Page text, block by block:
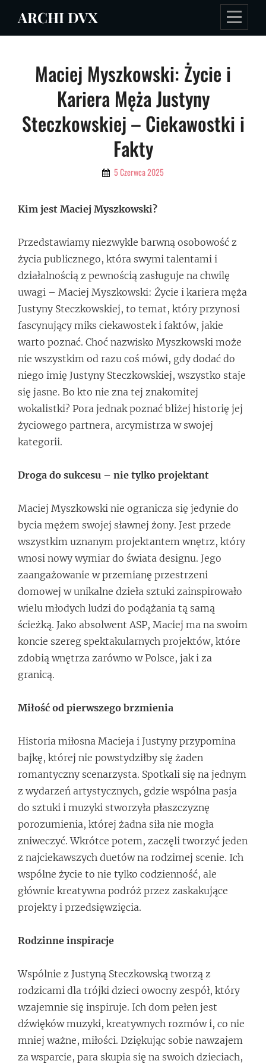
ARCHI DVX
Maciej Myszkowski: Życie i
Kariera Męża Justyny
Steczkowskiej – Ciekawostki i
Fakty
By 5 Czerwca 2025
Kim jest Maciej Myszkowski?
Przedstawiamy niezwykle barwną osobowość z
życia publicznego, która swymi talentami i
działalnością z pewnością zasługuje na chwilę
uwagi – Maciej Myszkowski: Życie i kariera męża
Justyny Steczkowskiej, to temat, który przynosi
fascynujący miks ciekawostek i faktów, jakie
warto poznać. Choć nazwisko Myszkowski może
nie wszystkim od razu coś mówi, gdy dodać do
niego imię Justyny Steczkowskiej, wszystko staje
się jasne. Bo kto nie zna tej znakomitej
wokalistki? Pora jednak poznać bliżej historię jej
życiowego partnera, arcymistrza w swojej
kategorii.
Droga do sukcesu – nie tylko projektant
Maciej Myszkowski nie ogranicza się jedynie do
bycia mężem swojej sławnej żony. Jest przede
wszystkim uznanym projektantem wnętrz, który
wnosi nowy wymiar do świata designu. Jego
zaangażowanie w przemianę przestrzeni
domowej w unikalne dzieła sztuki zainspirowało
wielu młodych ludzi do podążania tą samą
ścieżką. Jako absolwent ASP, Maciej ma na swoim
koncie szereg spektakularnych projektów, które
zdobią wnętrza zarówno w Polsce, jak i za
granicą.
Miłość od pierwszego brzmienia
Historia miłosna Macieja i Justyny przypomina
bajkę, której nie powstydziłby się żaden
romantyczny scenarzysta. Spotkali się na jednym
z wydarzeń artystycznych, gdzie wspólna pasja
do sztuki i muzyki stworzyła płaszczyznę
porozumienia, której żadna siła nie mogła
zniweczyć. Wkrótce potem, zaczęli tworzyć jeden
z najciekawszych duetów na rodzimej scenie. Ich
wspólne życie to nie tylko codzienność, ale
głównie kreatywna podróż przez zaskakujące
projekty i przedsięwzięcia.
Rodzinne inspiracje
Wspólnie z Justyną Steczkowską tworzą z
rodzicami dla trójki dzieci owocny zespół, który
wzajemnie się inspiruje. Ich dom pełen jest
dźwięków muzyki, kreatywnych rozmów i, co nie
mniej ważne, miłości. Dziękując sobie nawzajem
za wsparcie, para skupia się na swoich dzieciach,
Nawigacja
wpisu